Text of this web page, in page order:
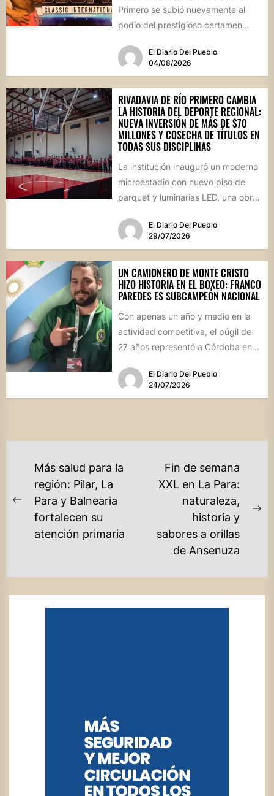
Primero se subió nuevamente al
podio del prestigioso certamen
este fin de...El Diario Del Pueblo
04/08/2026
RIVADAVIA DE RÍO PRIMERO CAMBIA
LA HISTORIA DEL DEPORTE REGIONAL:
NUEVA INVERSIÓN DE MÁS DE $70
MILLONES Y COSECHA DE TÍTULOS EN
TODAS SUS DISCIPLINAS
La institución inauguró un moderno
microestadio con nuevo piso de
parquet y luminarias LED, una obra
El Diario Del Pueblo
29/07/2026
UN CAMIONERO DE MONTE CRISTO
HIZO HISTORIA EN EL BOXEO: FRANCO
PAREDES ES SUBCAMPEÓN NACIONAL
Con apenas un año y medio en la
actividad competitiva, el púgil de
27 años representó a Córdoba en
El Diario Del Pueblo
24/07/2026
NAVEGACIÓN
ENTRADAS
Previous
post:
Más salud para la
región: Pilar, La
Para y Balnearia
fortalecen su
atención primaria
Fin de semana
XXL en La Para:
naturaleza,
historia y
sabores a orillas
de Ansenuza